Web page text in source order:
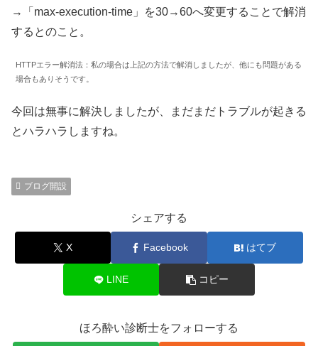
→「max-execution-time」を30→60へ変更することで解消
するとのこと。
HTTPエラー解消法：私の場合は上記の方法で解消しましたが、他にも問題がある
場合もありそうです。
今回は無事に解決しましたが、まだまだトラブルが起きる
とハラハラしますね。
ブログ開設
シェアする
X Facebook はてブ
LINE コピー
ほろ酔い診断士をフォローする